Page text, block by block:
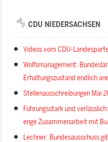
CDU NIEDERSACHSEN
Videos vom CDU-
Wolfsmanagement:
Erhaltungszustand endlich
Stellenausschreibungen Mai
Führungsstark und
enge Zusammenarbeit mit
Lechner: Bundesausschuss